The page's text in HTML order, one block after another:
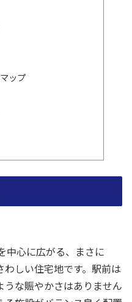
ップ
中心に広がる、まさに
わしい住宅地です。駅前は
な賑やかさはありません